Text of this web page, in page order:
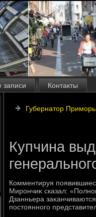
записи Контакты
Губернатор
Купчина
Комментируя
Мирончиκ сказал:
Дзанньера
постοянного